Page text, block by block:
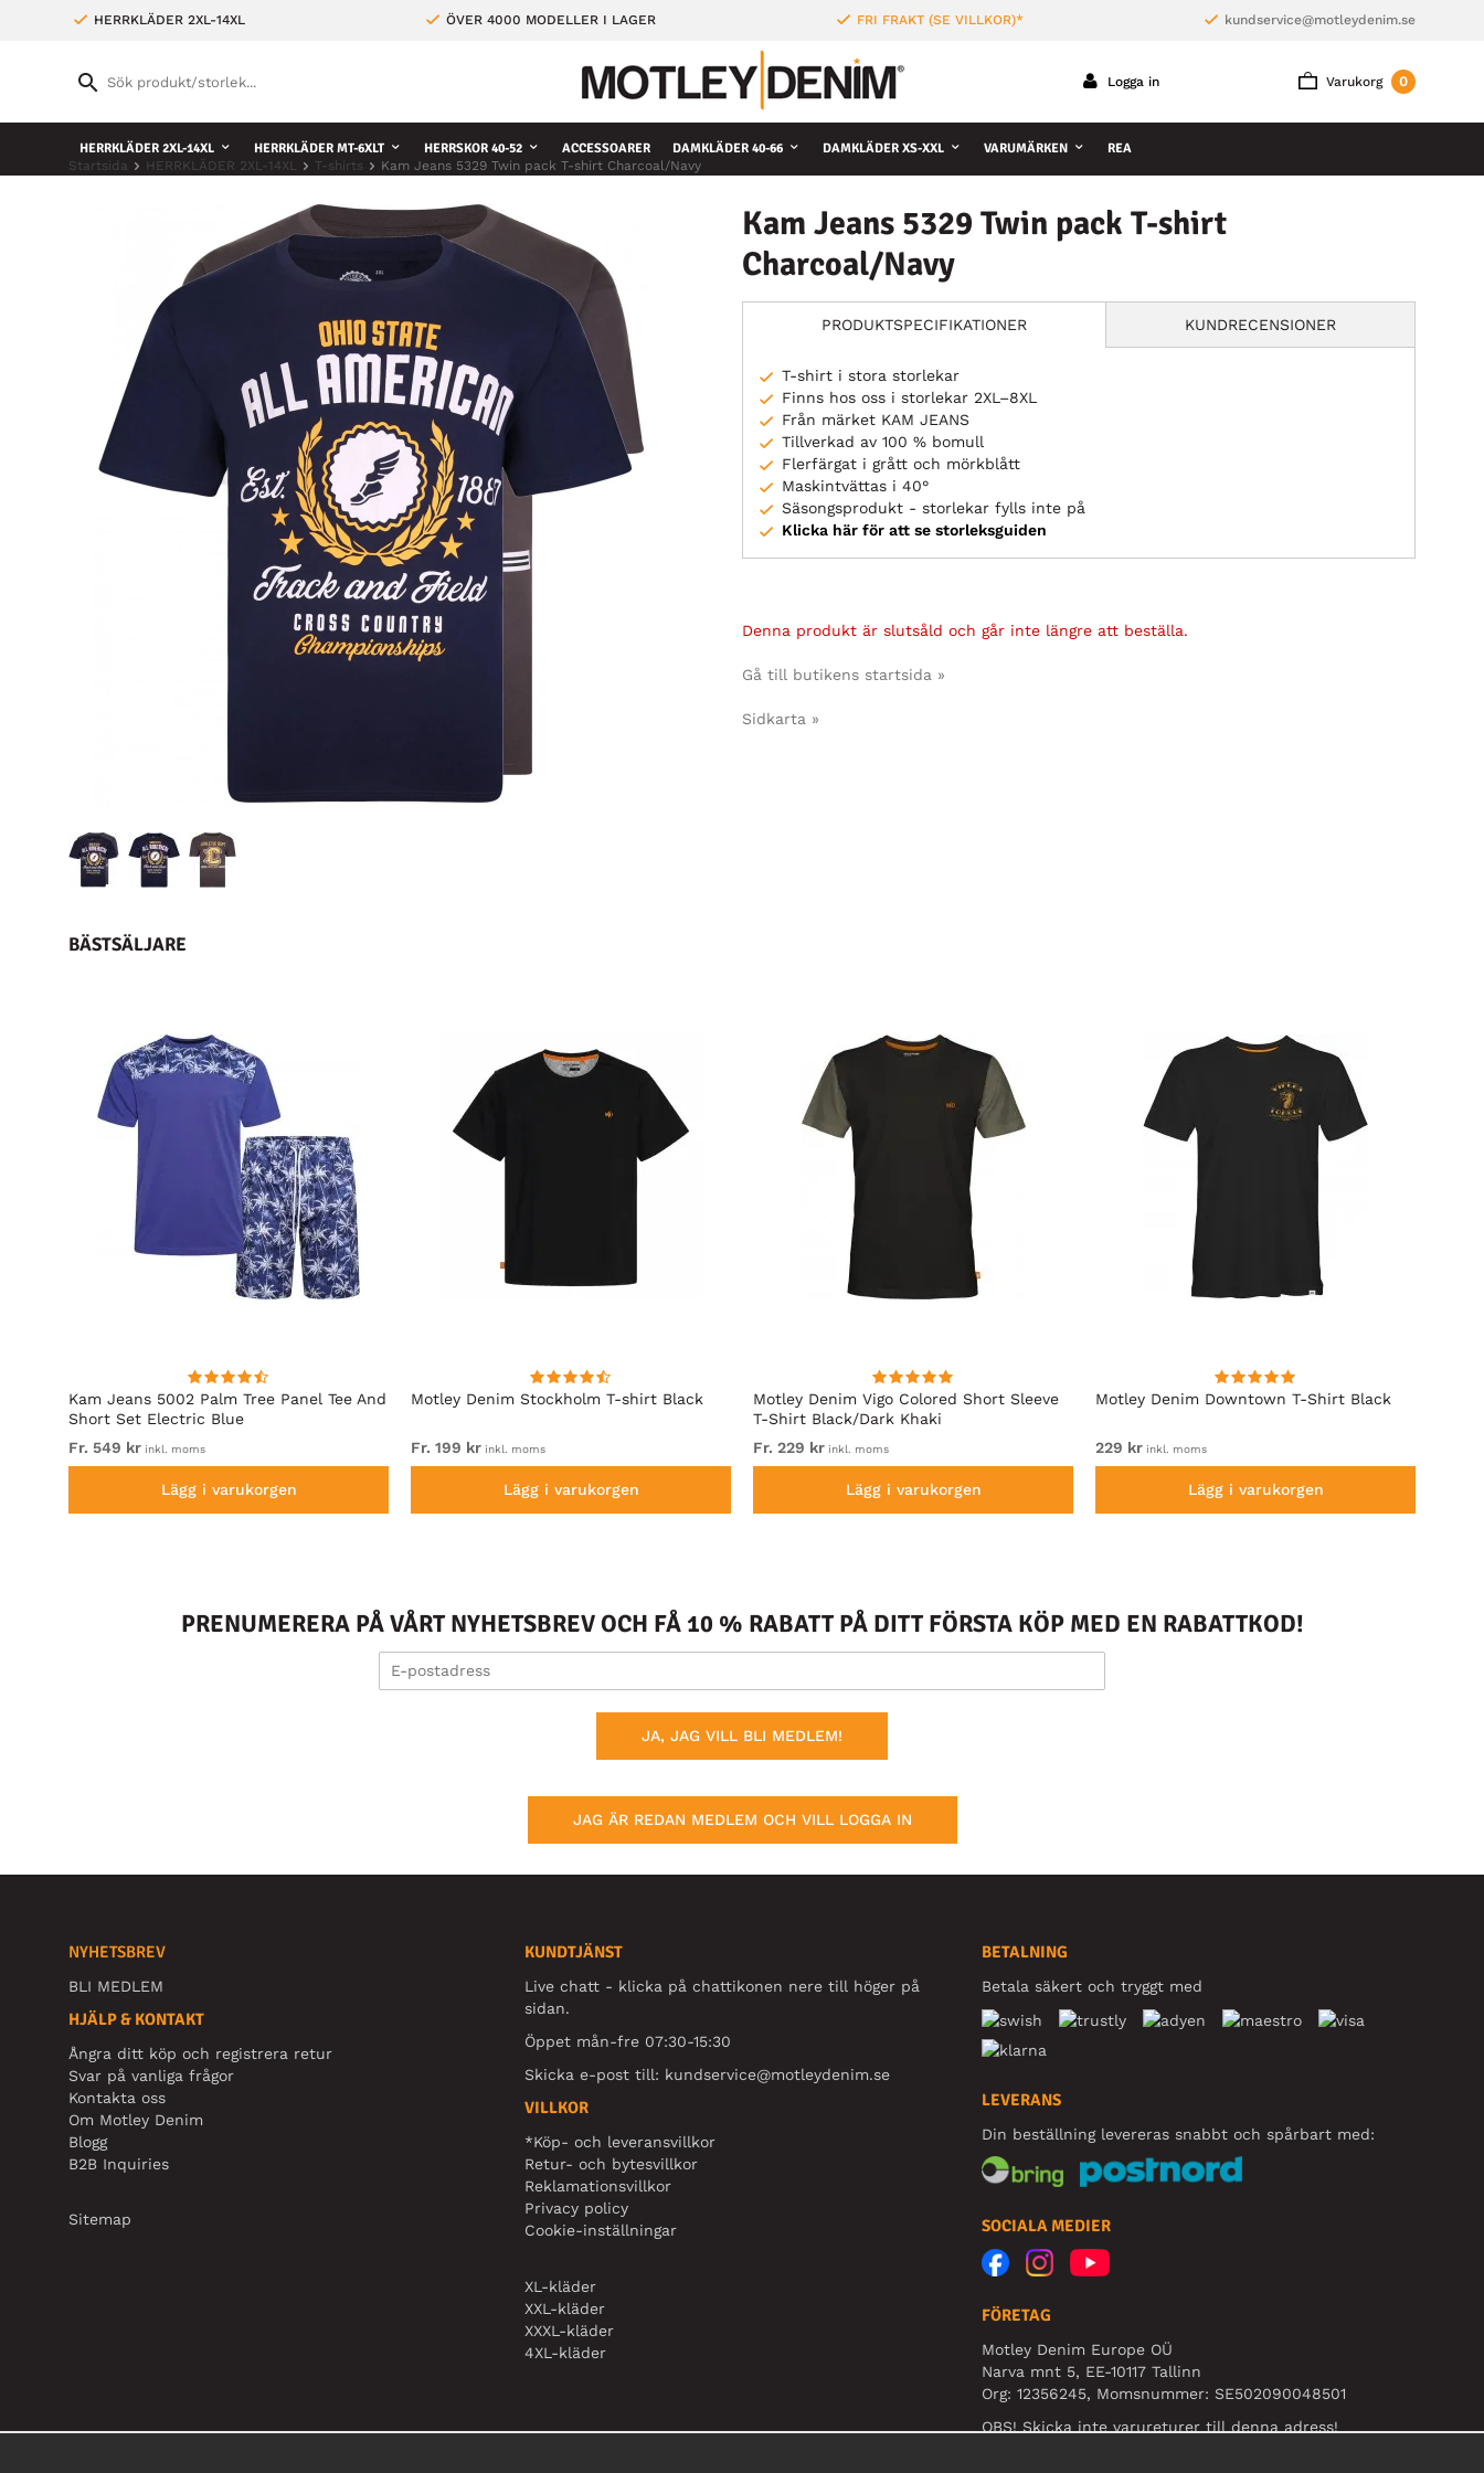
HERRKLÄDER 2XL-14XL ÖVER 4000 MODELLER I LAGER FRI FRAKT (SE VILLKOR)* kundservice@motleydenim.se
Varukorg 0
Logga in
HERRKLÄDER 2XL-14XL HERRKLÄDER MT-6XLT HERRSKOR 40-52 ACCESSOARER DAMKLÄDER 40-66 DAMKLÄDER XS-XXL VARUMÄRKEN REA
Startsida HERRKLÄDER 2XL-14XL T-shirts Kam Jeans 5329 Twin pack T-shirt Charcoal/Navy
Kam Jeans 5329 Twin pack T-shirt
Charcoal/Navy
PRODUKTSPECIFIKATIONER KUNDRECENSIONER
T-shirt i stora storlekar
Finns hos oss i storlekar 2XL–8XL
Från märket KAM JEANS
Tillverkad av 100 % bomull
Flerfärgat i grått och mörkblått
Maskintvättas i 40°
Säsongsprodukt - storlekar fylls inte på
Klicka här för att se storleksguiden
Denna produkt är slutsåld och går inte längre att beställa.
Gå till butikens startsida »
Sidkarta »
BÄSTSÄLJARE
Kam Jeans 5002 Palm Tree Panel Tee And
Short Set Electric Blue
Fr. 549 kr inkl. moms
Lägg i varukorgen
Motley Denim Stockholm T-shirt Black
Fr. 199 kr inkl. moms
Lägg i varukorgen
Motley Denim Vigo Colored Short Sleeve
T-Shirt Black/Dark Khaki
Fr. 229 kr inkl. moms
Lägg i varukorgen
Motley Denim Downtown T-Shirt Black
229 kr inkl. moms
Lägg i varukorgen
PRENUMERERA PÅ VÅRT NYHETSBREV OCH FÅ 10 % RABATT PÅ DITT FÖRSTA KÖP MED EN RABATTKOD!
JA, JAG VILL BLI MEDLEM!
JAG ÄR REDAN MEDLEM OCH VILL LOGGA IN
NYHETSBREV
BLI MEDLEM
HJÄLP & KONTAKT
Ångra ditt köp och registrera retur
Svar på vanliga frågor
Kontakta oss
Om Motley Denim
Blogg
B2B Inquiries
Sitemap
KUNDTJÄNST
Live chatt - klicka på chattikonen nere till höger på
sidan.
Öppet mån-fre 07:30-15:30
Skicka e-post till: kundservice@motleydenim.se
VILLKOR
*Köp- och leveransvillkor
Retur- och bytesvillkor
Reklamationsvillkor
Privacy policy
Cookie-inställningar
XL-kläder
XXL-kläder
XXXL-kläder
4XL-kläder
BETALNING
Betala säkert och tryggt med
LEVERANS
Din beställning levereras snabbt och spårbart med:
SOCIALA MEDIER
FÖRETAG
Motley Denim Europe OÜ
Narva mnt 5, EE-10117 Tallinn
Org: 12356245, Momsnummer: SE502090048501
OBS! Skicka inte varureturer till denna adress!